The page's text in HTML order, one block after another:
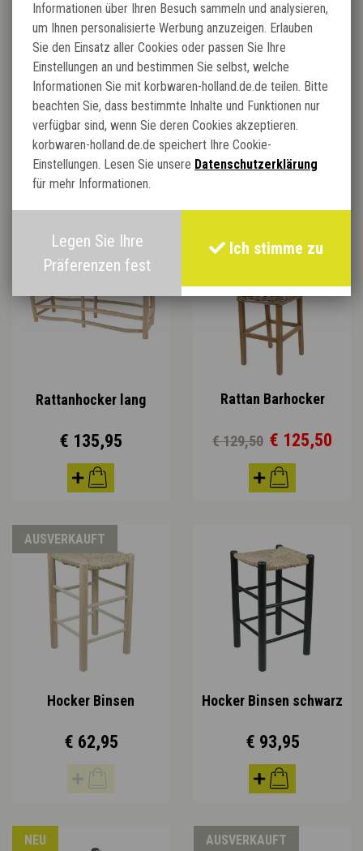
Teakholz Hocher
€ 51,95
Marokkanischer
Hocker
€ 51,95
Rattanhocker lang
€ 135,95
Rattan Barhocker
€ 129,50 € 125,50
AUSVERKAUFT
Hocker Binsen
€ 62,95
Hocker Binsen schwarz
€ 93,95
NEU NEU
AUSVERKAUFT
Informationen über Ihren Besuch sammeln und analysieren,
um Ihnen personalisierte Werbung anzuzeigen. Erlauben
Sie den Einsatz aller Cookies oder passen Sie Ihre
Einstellungen an und bestimmen Sie selbst, welche
Informationen Sie mit korbwaren-holland.de.de teilen. Bitte
beachten Sie, dass bestimmte Inhalte und Funktionen nur
verfügbar sind, wenn Sie deren Cookies akzeptieren.
korbwaren-holland.de.de speichert Ihre Cookie-
Einstellungen. Lesen Sie unsere Datenschutzerklärung
für mehr Informationen.
Legen Sie Ihre
Präferenzen fest
Ich stimme zu